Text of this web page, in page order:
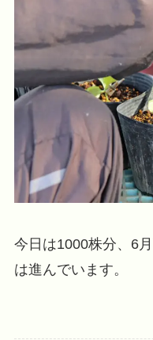
今日は1000株分、6
は進んでいます。